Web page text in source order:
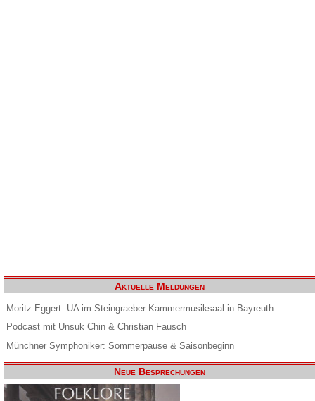
Aktuelle Meldungen
Moritz Eggert. UA im Steingraeber Kammermusiksaal in Bayreuth
Podcast mit Unsuk Chin & Christian Fausch
Münchner Symphoniker: Sommerpause & Saisonbeginn
Neue Besprechungen